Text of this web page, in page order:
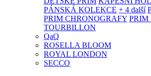
PÁNSKÁ KOLEKCE + 4 další
PRIM CHRONOGRAFY PRIM
TOURBILLON
QaQ
ROSELLA BLOOM
ROYAL LONDON
SECCO